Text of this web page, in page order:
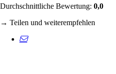
Durchschnittliche Bewertung: 0,0
→ Teilen und weiterempfehlen